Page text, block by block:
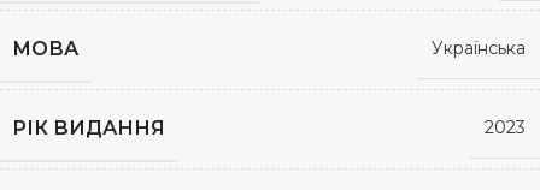
МОВА Українська
РІК ВИДАННЯ 2023